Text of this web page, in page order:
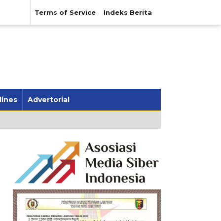
Terms of Service Indeks Berita
Advertorial